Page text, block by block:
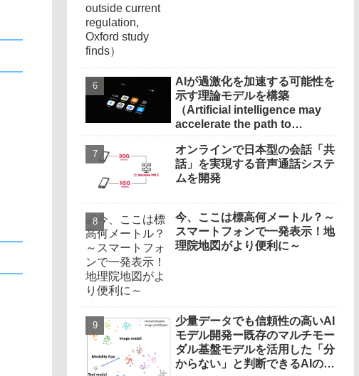
AIが過激化を加速する可能性を
示す理論モデルを構築
（Artificial intelligence may
accelerate the path to
オンラインで日本型の会話「共
話」を実現する音声通話システ
ムを開発
今、ここは標高何メートル？～
スマートフォンで一発表示！地
理院地図がより便利に～
少量データでも信頼性の高いAI
モデル開発ー既存のマルチモー
ダル基盤モデルを活用した「分
からない」と判断できるAIの実